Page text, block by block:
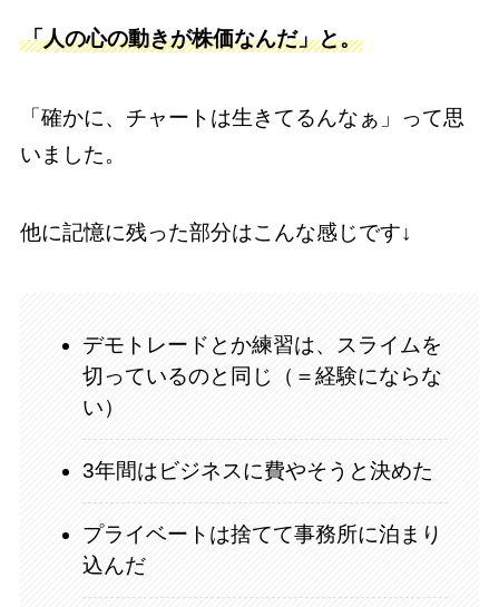
「人の心の動きが株価なんだ」と。
「確かに、チャートは生きてるんなぁ」って思
いました。
他に記憶に残った部分はこんな感じです↓
デモトレードとか練習は、スライムを
切っているのと同じ（＝経験にならな
い）
3年間はビジネスに費やそうと決めた
プライベートは捨てて事務所に泊まり
込んだ